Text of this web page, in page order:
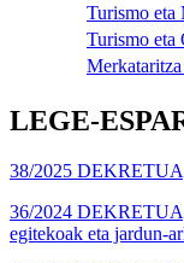
Turismo eta
Turismo eta
LEGE-
38/2025 DEKRETUA,
36/2024 DEKRETUA,
egitekoak eta jardun-